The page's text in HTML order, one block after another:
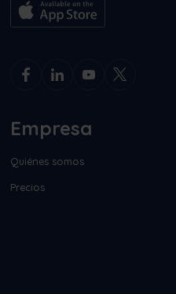
Empresa
Quiénes somos
Precios